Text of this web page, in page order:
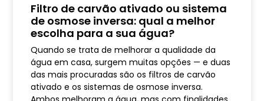
Filtro de carvão ativado ou sistema
de osmose inversa: qual a melhor
escolha para a sua água?
Quando se trata de melhorar a qualidade da
água em casa, surgem muitas opções — e duas
das mais procuradas são os filtros de carvão
ativado e os sistemas de osmose inversa.